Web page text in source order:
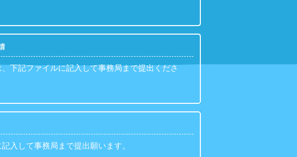
下記ファイルに記入して事務局まで提出くださ
入して事務局まで提出願います。